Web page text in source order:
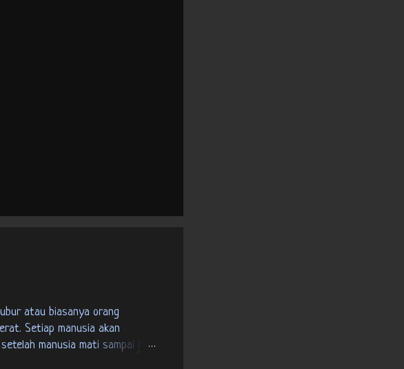
Setiap manusia akan
manusia mati sampai hari